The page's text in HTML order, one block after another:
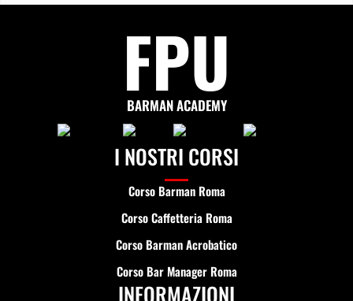
FPU
BARMAN ACADEMY
I NOSTRI CORSI
Corso Barman Roma
Corso Caffetteria Roma
Corso Barman Acrobatico
Corso Bar Manager Roma
INFORMAZIONI